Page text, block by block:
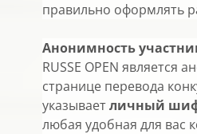
правильно оформлять
Анонимность
RUSSE OPEN является
странице перевода
указываетличный
любая удобная для вас